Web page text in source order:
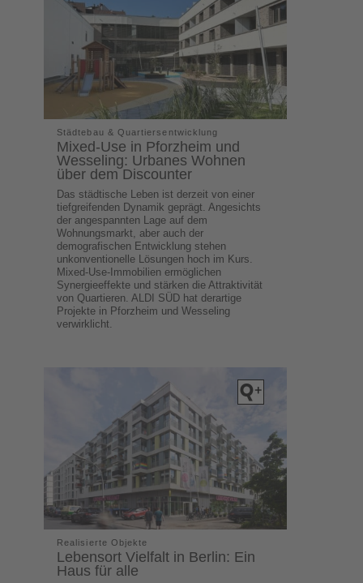
Städtebau & Quartiersentwicklung
Mixed-Use in Pforzheim und
Wesseling: Urbanes Wohnen
über dem Discounter
Das städtische Leben ist derzeit von einer
tiefgreifenden Dynamik geprägt. Angesichts
der angespannten Lage auf dem
Wohnungsmarkt, aber auch der
demografischen Entwicklung stehen
unkonventionelle Lösungen hoch im Kurs.
Mixed-Use-Immobilien ermöglichen
Synergieeffekte und stärken die Attraktivität
von Quartieren. ALDI SÜD hat derartige
Projekte in Pforzheim und Wesseling
verwirklicht.
Realisierte Objekte
Lebensort Vielfalt in Berlin: Ein
Haus für alle